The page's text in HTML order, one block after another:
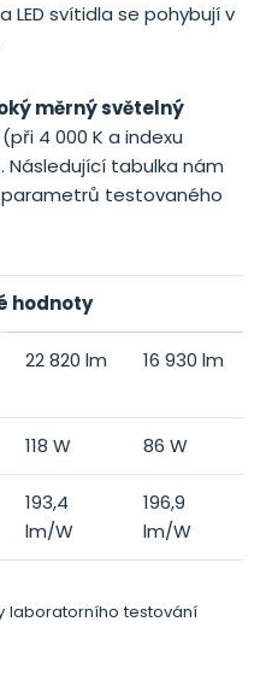
LED svítidla se pohybují v
měrný světelný
4 000 K a indexu
Následující tabulka nám
testovaného
hodnoty
22 820 lm 16 930 lm
118 W 86 W
193,4
lm/W
196,9
lm/W
laboratorního testování